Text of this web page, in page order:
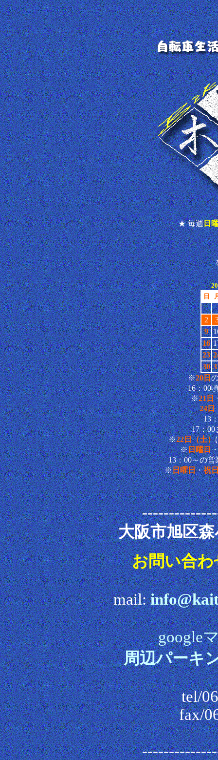
★ 毎週日
日
2
9
16
23
30
※20日
16：00
※21日
24日
13
17：
※22日（土）
※日曜日
13：00～の
※日曜日・祝
大阪市旭区
お問い合
mail:
google
周辺パーキ
tel/
fax/